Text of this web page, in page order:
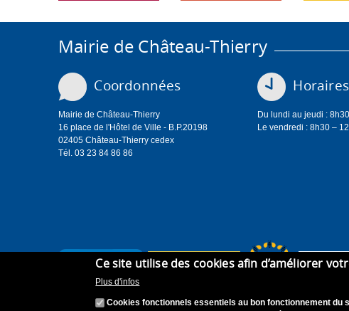
Mairie de Château-Thierry
Coordonnées
Mairie de Château-Thierry
16 place de l'Hôtel de Ville - B.P.20198
02405 Château-Thierry cedex
Tél. 03 23 84 86 86
Du lundi au jeudi :
Le vendredi : 8h30 –
Ce site utilise des cookies afin d’améliorer
Plus d'infos
Cookies fonctionnels essentiels au bon fonctionnement du